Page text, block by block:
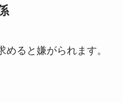
ると嫌がられます。